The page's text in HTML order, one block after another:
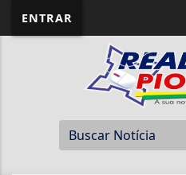
ENTRAR